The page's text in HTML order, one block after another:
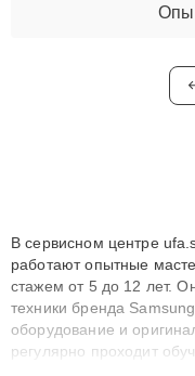
В сервисном центре
работают опытные
стажем от 5 до 12 лет.
техники бренда
оборудование и
регулярно проходит